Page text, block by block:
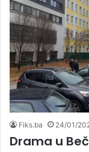
Fiks.ba 24/01/
Drama u